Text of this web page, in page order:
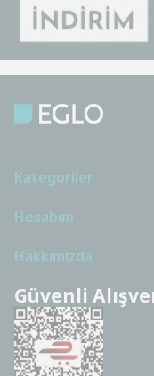
Kategoriler
Hesabım
Hakkımızda
Güvenli